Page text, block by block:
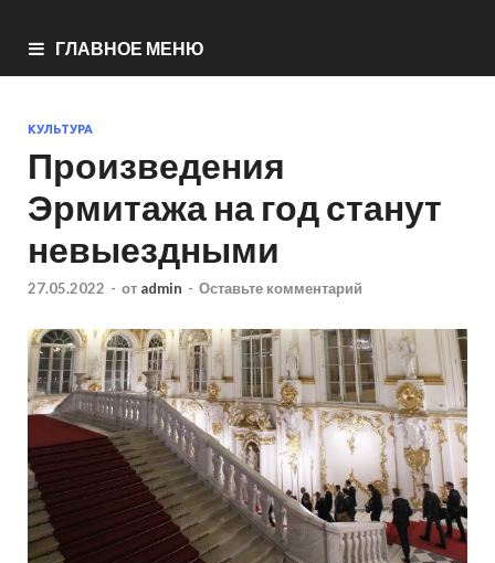
ГЛАВНОЕ МЕНЮ
КУЛЬТУРА
Произведения
Эрмитажа на год станут
невыездными
27.05.2022 - от admin - Оставьте комментарий